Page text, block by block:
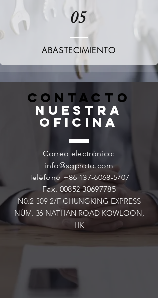
05
ABASTECIMIENTO
CONTACTO
NUESTRA
OFICINA
Correo electrónico:
info@sgproto.com
Teléfono +86 137-6068-5707
Fax. 00852-30697785
N0.2-309 2/F CHUNGKING EXPRESS
NÚM. 36 NATHAN ROAD KOWLOON,
HK